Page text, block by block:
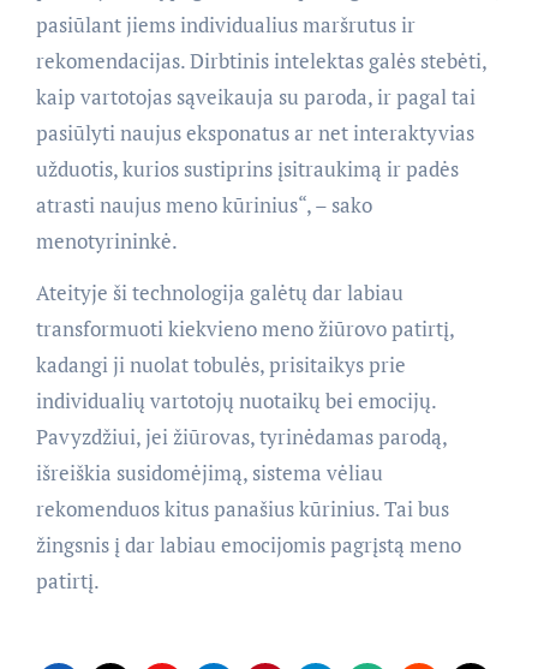
pasiūlant jiems individualius maršrutus ir
rekomendacijas. Dirbtinis intelektas galės stebėti,
kaip vartotojas sąveikauja su paroda, ir pagal tai
pasiūlyti naujus eksponatus ar net interaktyvias
užduotis, kurios sustiprins įsitraukimą ir padės
atrasti naujus meno kūrinius“, – sako
menotyrininkė.
Ateityje ši technologija galėtų dar labiau
transformuoti kiekvieno meno žiūrovo patirtį,
kadangi ji nuolat tobulės, prisitaikys prie
individualių vartotojų nuotaikų bei emocijų.
Pavyzdžiui, jei žiūrovas, tyrinėdamas parodą,
išreiškia susidomėjimą, sistema vėliau
rekomenduos kitus panašius kūrinius. Tai bus
žingsnis į dar labiau emocijomis pagrįstą meno
patirtį.